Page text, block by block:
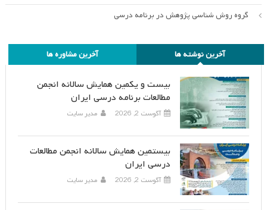
گروه روش شناسی پژوهش در برنامه درسی
آخرین نوشته ها آخرین مشاوره ها
بیست و یکمین همایش سالانه انجمن
مطالعات برنامه درسی ایران
آگوست 2, 2026 مدیر سایت
بیستمین همایش سالانه انجمن مطالعات
درسی ایران
آگوست 2, 2026 مدیر سایت